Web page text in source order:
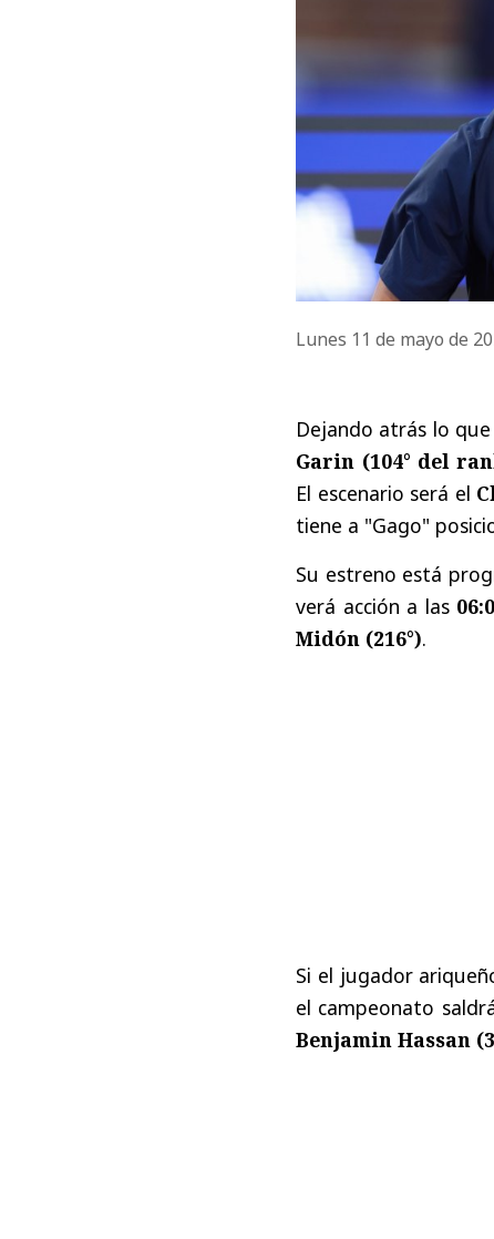
Lunes 11 de mayo de
Dejando atrás lo
Garin (104° del
El escenario será el
tiene a "Gago"
Su estreno está
verá acción a las
Midón (216°).
Si el jugador
el campeonato
Benjamin Hassan